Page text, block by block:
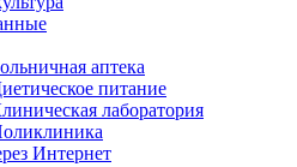
аптека
питание
лаборатория
Интернет